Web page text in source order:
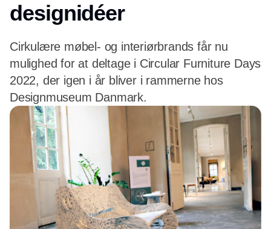
designidéer
Cirkulære møbel- og interiørbrands får nu
mulighed for at deltage i Circular Furniture Days
2022, der igen i år bliver i rammerne hos
Designmuseum Danmark.